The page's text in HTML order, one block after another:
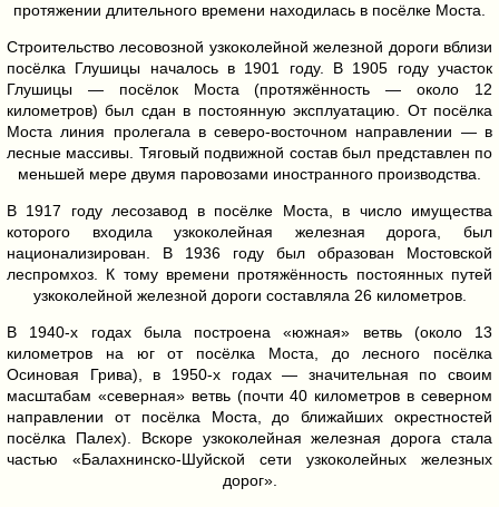
протяжении длительного времени находилась в посёлке Моста.
Строительство лесовозной узкоколейной железной дороги вблизи
посёлка Глушицы началось в 1901 году. В 1905 году участок
Глушицы — посёлок Моста (протяжённость — около 12
километров) был сдан в постоянную эксплуатацию. От посёлка
Моста линия пролегала в северо-восточном направлении — в
лесные массивы. Тяговый подвижной состав был представлен по
меньшей мере двумя паровозами иностранного производства.
В 1917 году лесозавод в посёлке Моста, в число имущества
которого входила узкоколейная железная дорога, был
национализирован. В 1936 году был образован Мостовской
леспромхоз. К тому времени протяжённость постоянных путей
узкоколейной железной дороги составляла 26 километров.
В 1940-х годах была построена «южная» ветвь (около 13
километров на юг от посёлка Моста, до лесного посёлка
Осиновая Грива), в 1950-х годах — значительная по своим
масштабам «северная» ветвь (почти 40 километров в северном
направлении от посёлка Моста, до ближайших окрестностей
посёлка Палех). Вскоре узкоколейная железная дорога стала
частью «Балахнинско-Шуйской сети узкоколейных железных
дорог».